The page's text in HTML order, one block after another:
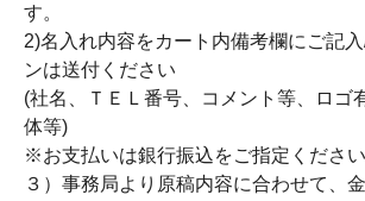
す。
2)名入れ内容をカート内備考欄にご記
ンは送付ください
(社名、ＴＥＬ番号、コメント等、ロゴ
体等)
※お支払いは銀行振込をご指定ください
３）事務局より原稿内容に合わせて、